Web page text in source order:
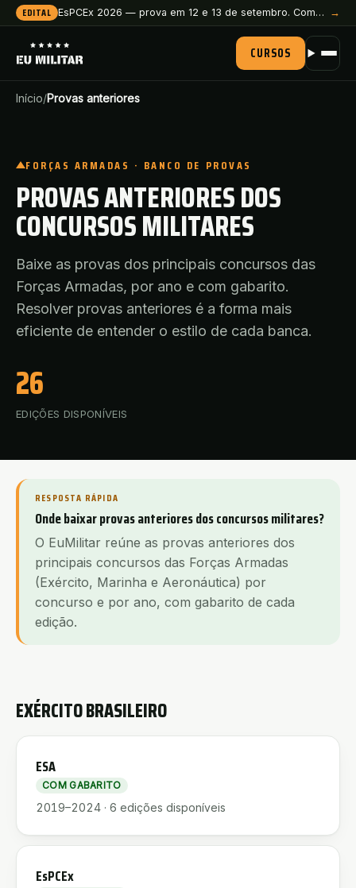
EDITAL EsPCEx 2026 — prova em 12 e 13 de setembro. Comece a preparação agora. →
CURSOS
Início/Provas anteriores
FORÇAS ARMADAS · BANCO DE PROVAS
PROVAS ANTERIORES DOS
CONCURSOS MILITARES
Baixe as provas dos principais concursos das
Forças Armadas, por ano e com gabarito.
Resolver provas anteriores é a forma mais
eficiente de entender o estilo de cada banca.
26
EDIÇÕES DISPONÍVEIS
RESPOSTA RÁPIDA
Onde baixar provas anteriores dos concursos militares?
O EuMilitar reúne as provas anteriores dos
principais concursos das Forças Armadas
(Exército, Marinha e Aeronáutica) por
concurso e por ano, com gabarito de cada
edição.
EXÉRCITO BRASILEIRO
ESA
COM GABARITO
2019–2024 · 6 edições disponíveis
EsPCEx